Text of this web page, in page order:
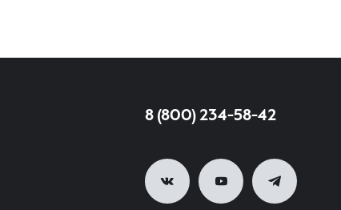
8 (800) 234-58-42